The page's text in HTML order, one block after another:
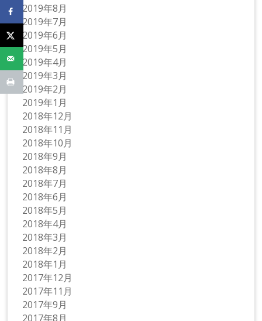
2019年8月
2019年7月
2019年6月
2019年5月
2019年4月
2019年3月
2019年2月
2019年1月
2018年12月
2018年11月
2018年10月
2018年9月
2018年8月
2018年7月
2018年6月
2018年5月
2018年4月
2018年3月
2018年2月
2018年1月
2017年12月
2017年11月
2017年9月
2017年8月